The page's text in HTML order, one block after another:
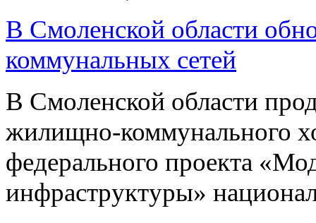
В Смоленской области
коммунальных сетей
В Смоленской области
жилищно-коммунального
федерального проекта
инфраструктуры»